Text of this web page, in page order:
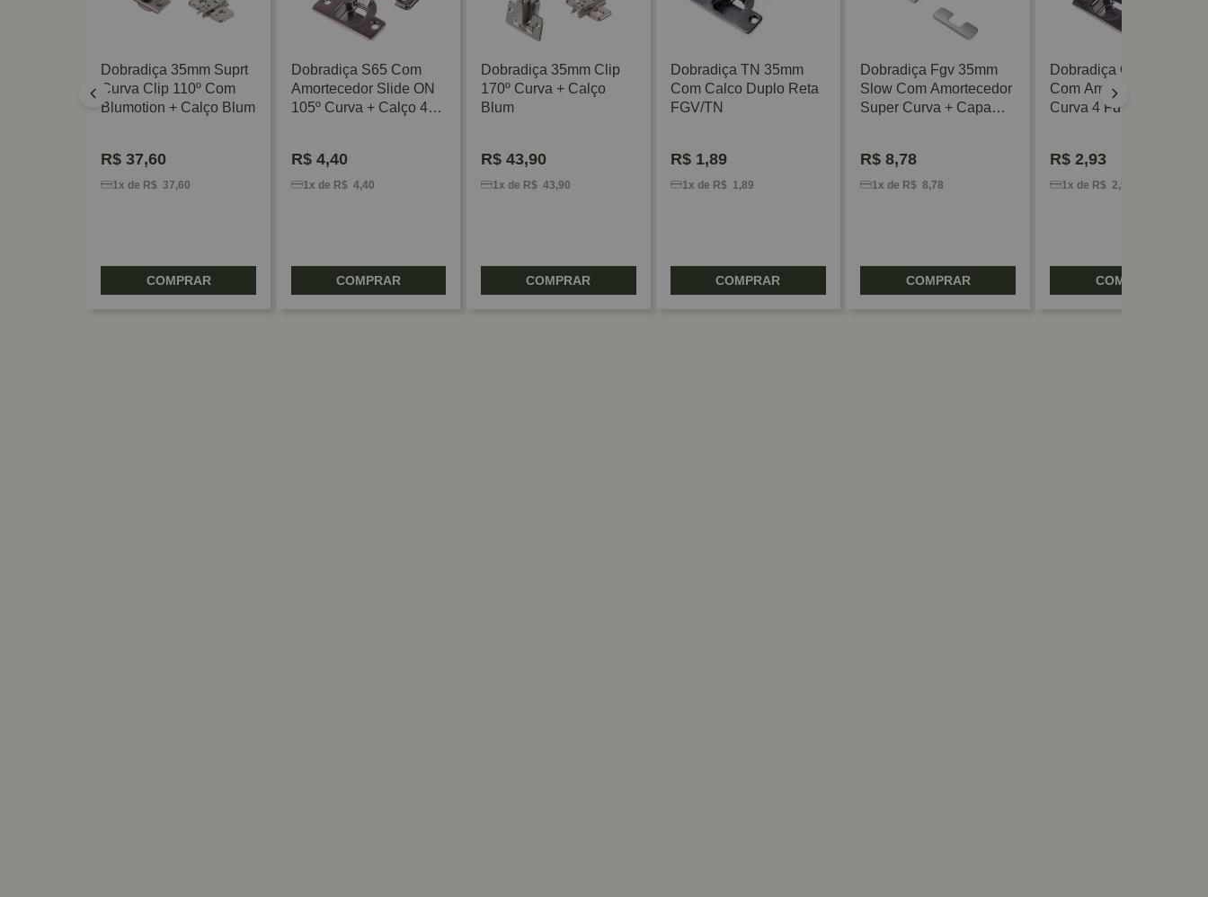
Dobradiça 35mm Suprt
Curva Clip 110º Com
Blumotion + Calço Blum
R$ 37,60
1x de R$ 37,60
COMPRAR
Dobradiça S65 Com
Amortecedor Slide ON
105º Curva + Calço 4
R$4,40
1x de R$ 4,40
COMPRAR
Dobradiça 35mm Clip
170º Curva + Calço
Blum
R$43,90
1x de R$ 43,90
COMPRAR
Dobradiça TN 35mm
Com Calco Duplo Reta
FGV/TN
R$1,89
1x de R$ 1,89
COMPRAR
Dobradiça Fgv 35mm
Slow Com Amortecedor
Super Curva + Capa
R$ 8,78
1x de R$ 8,78
COMPRAR
Dobradiça Calço Fixo
Com Amortecedor
Curva 4 Furos Inox
R$ 2,93
1x de R$ 2,93
COMPRAR